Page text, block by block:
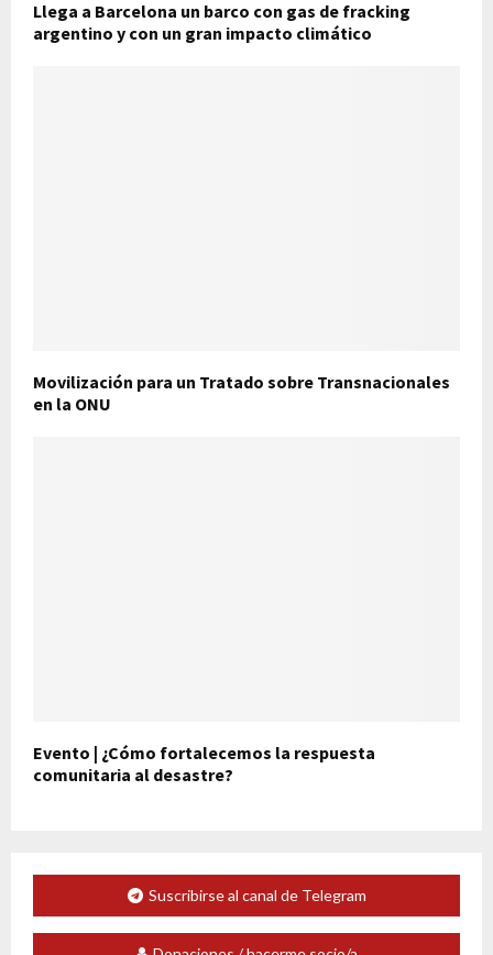
Llega a Barcelona un barco con gas de fracking
argentino y con un gran impacto climático
Movilización para un Tratado sobre Transnacionales
en la ONU
Evento | ¿Cómo fortalecemos la respuesta
comunitaria al desastre?
Suscribirse al canal de Telegram